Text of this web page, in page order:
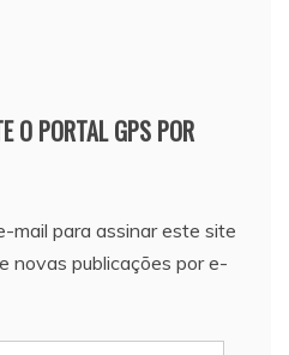
O PORTAL GPS POR
mail para assinar este site
novas publicações por e-